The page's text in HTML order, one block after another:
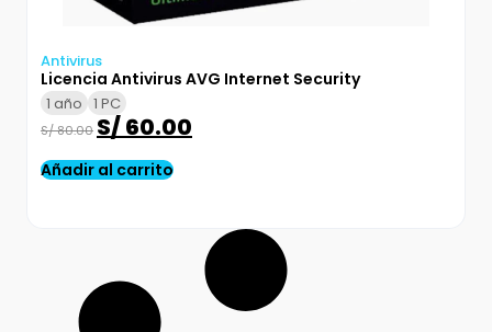
Antivirus
Licencia Antivirus AVG Internet Security
1 año 1 PC
S/80.00 S/60.00
Añadir al carrito